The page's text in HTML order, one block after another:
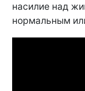
насилие над
нормальным